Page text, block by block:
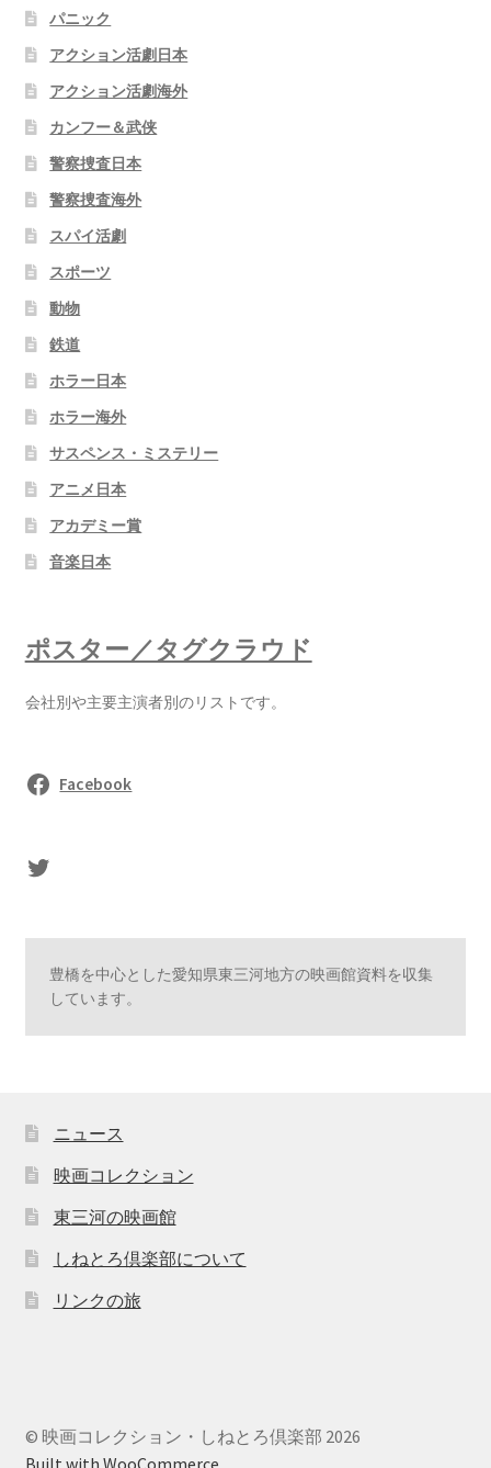
パニック
アクション活劇日本
アクション活劇海外
カンフー＆武侠
警察捜査日本
警察捜査海外
スパイ活劇
スポーツ
動物
鉄道
ホラー日本
ホラー海外
サスペンス・ミステリー
アニメ日本
アカデミー賞
音楽日本
ポスター／タグクラウド
会社別や主要主演者別のリストです。
Facebook
sasaki's Twitter
豊橋を中心とした愛知県東三河地方の映画館資料を収集
しています。
ニュース
映画コレクション
東三河の映画館
しねとろ倶楽部について
リンクの旅
© 映画コレクション・しねとろ倶楽部 2026